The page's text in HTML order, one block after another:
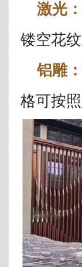
激光：
镂空花
铝雕：
格可按